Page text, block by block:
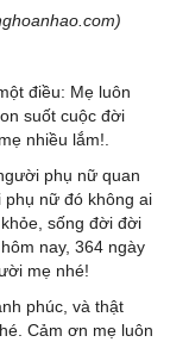
điều: Mẹ luôn
suốt cuộc đời
nhiều lắm!.
phụ nữ quan
nữ đó không ai
sống đời đời
nay, 364 ngày
mẹ nhé!
phúc, và thật
Cảm ơn mẹ luôn